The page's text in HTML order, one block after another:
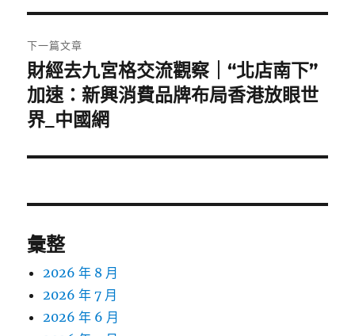
章:
下一篇文章
下
一
篇
章:
財經去九宮格交流觀察｜“北店南下”
加速：新興消費品牌布局香港放眼世
界_中國網
彙整
2026 年 8 月
2026 年 7 月
2026 年 6 月